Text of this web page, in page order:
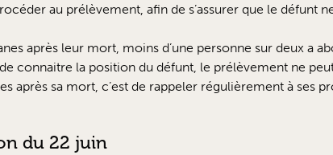
au prélèvement, afin de s’assurer que le défunt
après leur mort, moins d’une personne sur deux a
connaitre la position du défunt, le prélèvement ne
après sa mort, c’est de rappeler régulièrement à ses
du 22 juin